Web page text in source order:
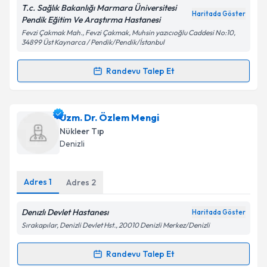
Kişisel verilerimin işlenmesine ilişkin
Metni'ni okudum ve kişisel verilerimin belirtilen
kapsamda işlenmesini kabul ediyorum.
Takvim Talebini Gönder
T.c. Sağlık Bakanlığı Marmara Üniversitesi
Pendik Eğitim Ve Araştırma Hastanesi
Haritada Göster
Fevzi Çakmak Mah., Fevzi Çakmak, Muhsin yazıcıoğlu Caddesi No:10,
34899 Üst Kaynarca / Pendik/Pendik/İstanbul
Randevu Talep Et
Randevu Takvimi Talebi
Prof. Dr. Sebahat İnanıriçin randevu takvimi talebi
oluşturun. Size bu uzmandan randevu almanız için bir
takvim hazırlandığında e-posta ile bilgilendireceğiz.
Kişisel verilerimin işlenmesine ilişkinAydınlatma
kapsamda işlenmesini kabul ediyorum.
Uzm. Dr. Özlem Mengi
Nükleer Tıp
Denizli
Adres 1 Adres 2
Denızlı Devlet Hastanesı Haritada Göster
Sırakapılar, Denizli Devlet Hst., 20010 Denizli Merkez/Denizli
Randevu Talep Et
Randevu Takvimi Talebi